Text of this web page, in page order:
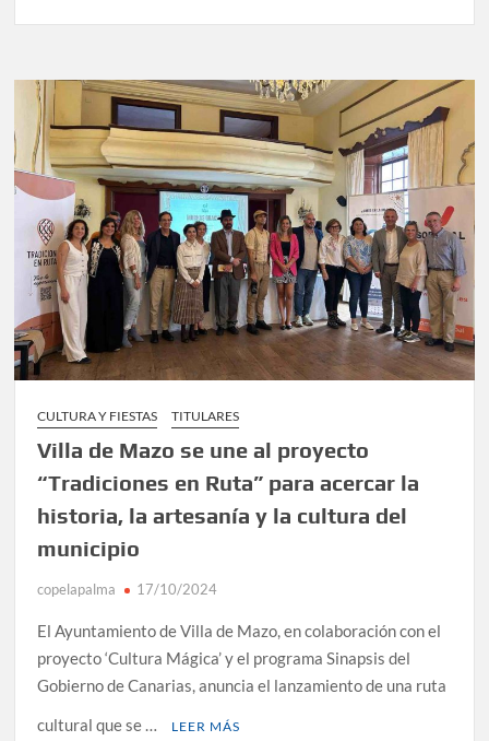
CULTURA Y FIESTAS TITULARES
Villa de Mazo se une al proyecto
“Tradiciones en Ruta” para acercar la
historia, la artesanía y la cultura del
municipio
copelapalma 17/10/2024
El Ayuntamiento de Villa de Mazo, en colaboración con el
proyecto ‘Cultura Mágica’ y el programa Sinapsis del
Gobierno de Canarias, anuncia el lanzamiento de una ruta
cultural que se …
LEER MÁS